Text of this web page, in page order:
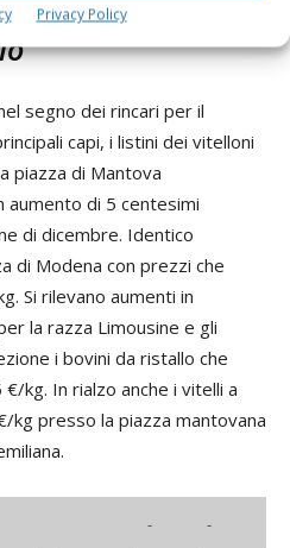
Privacy Policy
segno dei rincari per il
capi, i listini dei vitelloni
piazza di Mantova
aumento di 5 centesimi
di dicembre. Identico
di Modena con prezzi che
Si rilevano aumenti in
la razza Limousine e gli
i bovini da ristallo che
kg. In rialzo anche i vitelli a
kg presso la piazza mantovana
- -